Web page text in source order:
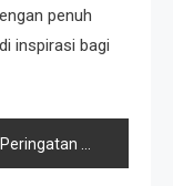
penuh
inspirasi bagi
Peringatan Hari Pahlawan: Pahlawanku Teladanku, Terus Bergerak Melanjutkan Perjuangan